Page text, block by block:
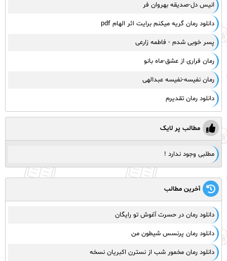
انیس دل-صدیقه بهروان فر
دانلود رمان گریه میکنم برایت اثر الهام pdf
پسر خوبی شدم - فاطمه زارعی
رمان فراری از عشق-ماه بانو
رمان نفیسه-نفیسه عبدالهی
دانلود رمان تقدیرم
مطالب پر لایک
مطلبی وجود ندارد !
آخرین مطالب
دانلود رمان در حسرت آغوش تو رایگان
دانلود رمان پرنسس شیطون من
دانلود رمان مخمور شب از نسترن اکبریان نسخه